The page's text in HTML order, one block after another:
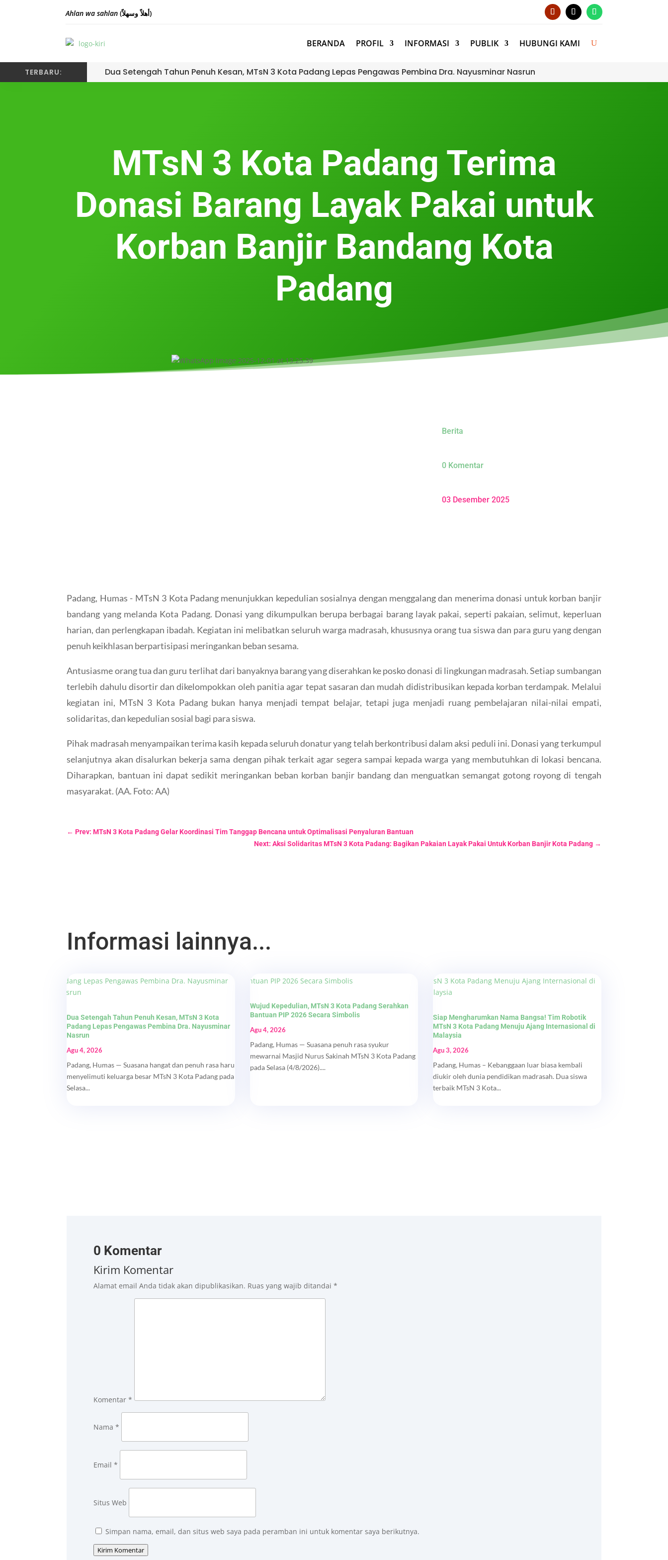
Ahlan wa sahlan (أهلاً وسهلاً)
BERANDA PROFIL INFORMASI PUBLIK HUBUNGI KAMI
TERBARU: Dua Setengah Tahun Penuh Kesan, MTsN 3 Kota Padang Lepas Pengawas Pembina Dra. Nayusminar Nasrun
MTsN 3 Kota Padang Terima
Donasi Barang Layak Pakai untuk
Korban Banjir Bandang Kota
Padang
Berita
0 Komentar
03 Desember 2025
Padang, Humas - MTsN 3 Kota Padang menunjukkan kepedulian sosialnya dengan menggalang dan menerima donasi untuk korban banjir
bandang yang melanda Kota Padang. Donasi yang dikumpulkan berupa berbagai barang layak pakai, seperti pakaian, selimut, keperluan
harian, dan perlengkapan ibadah. Kegiatan ini melibatkan seluruh warga madrasah, khususnya orang tua siswa dan para guru yang dengan
penuh keikhlasan berpartisipasi meringankan beban sesama.
Antusiasme orang tua dan guru terlihat dari banyaknya barang yang diserahkan ke posko donasi di lingkungan madrasah. Setiap sumbangan
terlebih dahulu disortir dan dikelompokkan oleh panitia agar tepat sasaran dan mudah didistribusikan kepada korban terdampak. Melalui
kegiatan ini, MTsN 3 Kota Padang bukan hanya menjadi tempat belajar, tetapi juga menjadi ruang pembelajaran nilai-nilai empati,
solidaritas, dan kepedulian sosial bagi para siswa.
Pihak madrasah menyampaikan terima kasih kepada seluruh donatur yang telah berkontribusi dalam aksi peduli ini. Donasi yang terkumpul
selanjutnya akan disalurkan bekerja sama dengan pihak terkait agar segera sampai kepada warga yang membutuhkan di lokasi bencana.
Diharapkan, bantuan ini dapat sedikit meringankan beban korban banjir bandang dan menguatkan semangat gotong royong di tengah
masyarakat. (AA. Foto: AA)
←Prev: MTsN 3 Kota Padang Gelar Koordinasi Tim Tanggap Bencana untuk Optimalisasi Penyaluran Bantuan
Next: Aksi Solidaritas MTsN 3 Kota Padang: Bagikan Pakaian Layak Pakai Untuk Korban Banjir Kota Padang→
Informasi lainnya...
Dua Setengah Tahun Penuh Kesan, MTsN 3 Kota
Padang Lepas Pengawas Pembina Dra. Nayusminar
Nasrun
Agu 4, 2026
Padang, Humas — Suasana hangat dan penuh rasa haru
menyelimuti keluarga besar MTsN 3 Kota Padang pada
Selasa...
Wujud Kepedulian, MTsN 3 Kota Padang Serahkan
Bantuan PIP 2026 Secara Simbolis
Agu 4, 2026
Padang, Humas — Suasana penuh rasa syukur
mewarnai Masjid Nurus Sakinah MTsN 3 Kota Padang
pada Selasa (4/8/2026)....
Siap Mengharumkan Nama Bangsa! Tim Robotik
MTsN 3 Kota Padang Menuju Ajang Internasional di
Malaysia
Agu 3, 2026
Padang, Humas – Kebanggaan luar biasa kembali
diukir oleh dunia pendidikan madrasah. Dua siswa
terbaik MTsN 3 Kota...
0 Komentar
Kirim Komentar
Alamat email Anda tidak akan dipublikasikan. Ruas yang wajib ditandai*
Komentar*
Nama*
Email*
Situs Web
Simpan nama, email, dan situs web saya pada peramban ini untuk komentar saya berikutnya.
Kirim Komentar